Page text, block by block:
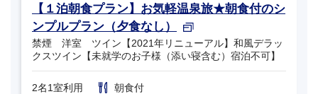
【１泊朝食プラン】お気軽温泉旅★朝食付のシ
ンプルプラン（夕食なし）
禁煙 洋室 ツイン【2021年リニューアル】和風デラッ
クスツイン【未就学のお子様（添い寝含む）宿泊不可】
2名1室利用
朝食付